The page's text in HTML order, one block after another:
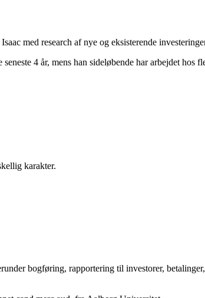
med research af nye og eksisterende
4 år, mens han sideløbende har arbejdet hos
karakter.
bogføring, rapportering til investorer,